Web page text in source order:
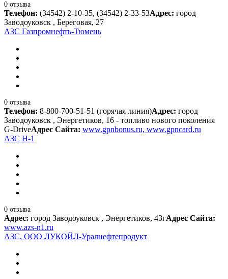
0 отзыва
Телефон: (34542) 2-10-35, (34542) 2-33-53Адрес: город
Заводоуковск , Береговая, 27
АЗС Газпромнефть-Тюмень
0 отзыва
Телефон: 8-800-700-51-51 (горячая линия)Адрес: город
Заводоуковск , Энергетиков, 16 - топливо нового поколения
G-DriveАдрес Сайта: www.gpnbonus.ru, www.gpncard.ru
АЗС Н-1
0 отзыва
Адрес: город Заводоуковск , Энергетиков, 43гАдрес Сайта:
www.azs-n1.ru
АЗС, ООО ЛУКОЙЛ-Уралнефтепродукт